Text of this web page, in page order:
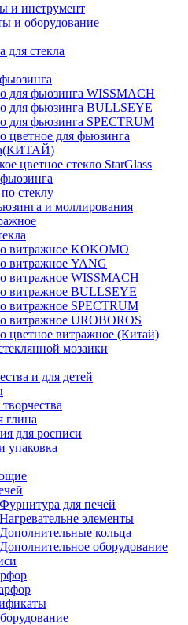
и инструмент
и оборудование
для стекла
для фьюзинга WISSMACH
для фьюзинга BULLSEYE
для фьюзинга SPECTRUM
цветное для фьюзинга
цветное стекло StarGlass
стеклу
и моллирования
витражное KOKOMO
витражное YANG
витражное WISSMACH
витражное BULLSEYE
витражное SPECTRUM
витражное UROBOROS
цветное витражное (Китай)
мозаики
и для детей
глина
для росписи
упаковка
Фурнитура для печей
Нагревательне элементы
Дополнительные кольца
Дополнительное оборудование